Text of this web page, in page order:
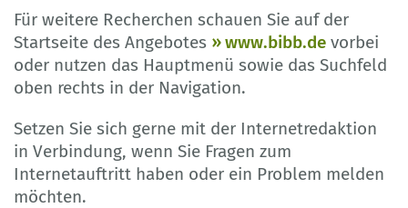
Für weitere Recherchen schauen Sie auf der
Startseite des Angebotes
www.bibb.de vorbei
oder nutzen das Hauptmenü sowie das Suchfeld
oben rechts in der Navigation.
Setzen Sie sich gerne mit der Internetredaktion
in Verbindung, wenn Sie Fragen zum
Internetauftritt haben oder ein Problem melden
möchten.